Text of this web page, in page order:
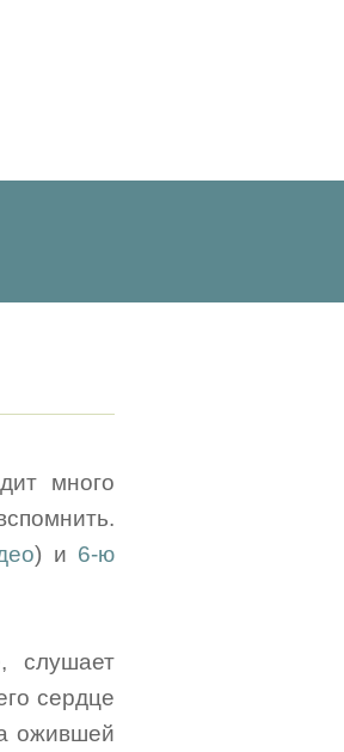
много
) и 6-ю
слушает
сердце
ожившей